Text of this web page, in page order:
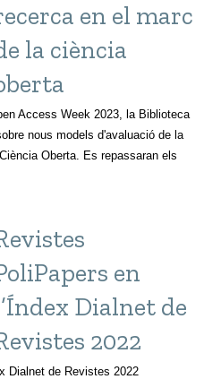
en el marc
la ciència
Access Week 2023, la Biblioteca
nous models d'avaluació de la
Oberta. Es repassaran els
en
Dialnet de
2022
Dialnet de Revistes 2022